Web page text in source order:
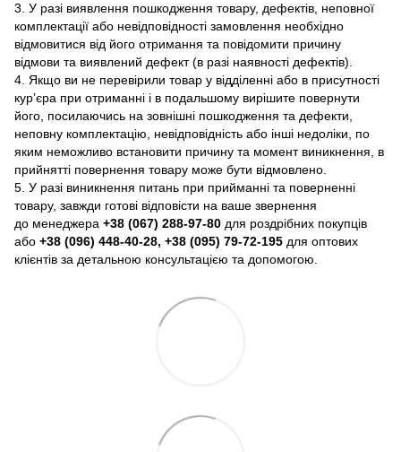
3. У разі виявлення пошкодження товару, дефектів, неповної
комплектації або невідповідності замовлення необхідно
відмовитися від його отримання та повідомити причину
відмови та виявлений дефект (в разі наявності дефектів).
4. Якщо ви не перевірили товар у відділенні або в присутності
кур’єра при отриманні і в подальшому вирішите повернути
його, посилаючись на зовнішні пошкодження та дефекти,
неповну комплектацію, невідповідність або інші недоліки, по
яким неможливо встановити причину та момент виникнення, в
прийнятті повернення товару може бути відмовлено.
5. У разі виникнення питань при прийманні та поверненні
товару, завжди готові відповісти на ваше звернення
до менеджера +38 (067) 288-97-80 для роздрібних покупців
або +38 (096) 448-40-28, +38 (095) 79-72-195 для оптових
клієнтів за детальною консультацією та допомогою.